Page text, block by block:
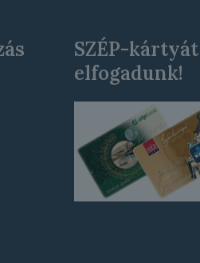
SZÉP-kártyát
elfogadunk!